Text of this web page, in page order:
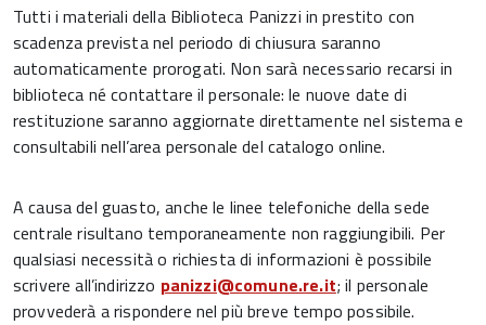
Tutti i materiali della Biblioteca Panizzi in prestito con
scadenza prevista nel periodo di chiusura saranno
automaticamente prorogati. Non sarà necessario recarsi in
biblioteca né contattare il personale: le nuove date di
restituzione saranno aggiornate direttamente nel sistema e
consultabili nell’area personale del catalogo online.
A causa del guasto, anche le linee telefoniche della sede
centrale risultano temporaneamente non raggiungibili. Per
qualsiasi necessità o richiesta di informazioni è possibile
scrivere all’indirizzo panizzi@comune.re.it; il personale
provvederà a rispondere nel più breve tempo possibile.